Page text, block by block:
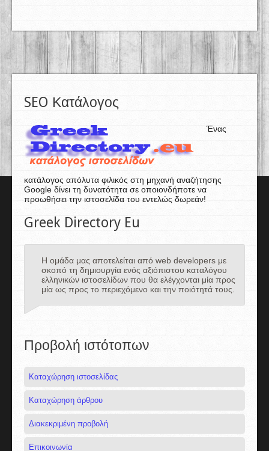
SEO Κατάλογος
Ένας
κατάλογος απόλυτα φιλικός στη μηχανή αναζήτησης
Google δίνει τη δυνατότητα σε οποιονδήποτε να
προωθήσει την ιστοσελίδα του εντελώς δωρεάν!
Greek Directory Eu
Η ομάδα μας αποτελείται από web developers με
σκοπό τη δημιουργία ενός αξιόπιστου καταλόγου
ελληνικών ιστοσελίδων που θα ελέγχονται μία προς
μία ως προς το περιεχόμενο και την ποιότητά τους.
Προβολή ιστότοπων
Καταχώρηση ιστοσελίδας
Καταχώρηση άρθρου
Διακεκριμένη προβολή
Επικοινωνία